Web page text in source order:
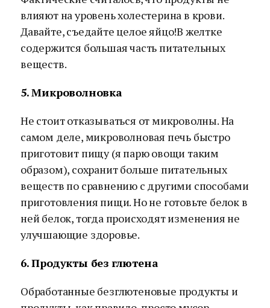
влияют на уровень холестерина в крови.
Давайте, съедайте целое яйцо!В желтке
содержится большая часть питательных
веществ.
5. Микроволновка
Не стоит отказываться от микроволны. На
самом деле, микроволновая печь быстро
приготовит пищу (я парю овощи таким
образом), сохранит больше питательных
веществ по сравнению с другими способами
приготовления пищи. Но не готовьте белок в
ней белок, тогда происходят изменения не
улучшающие здоровье.
6. Продукты без глютена
Обработанные безглютеновые продукты и